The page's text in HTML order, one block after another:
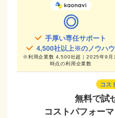
◎
手厚い専任サポート
4,500社以上※のノウハウ
※利用企業数 4,500社超｜2025年9月
時点の利用企業数
コス
無料で試
コストパフォー